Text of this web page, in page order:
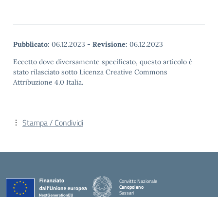
Pubblicato: 06.12.2023 - Revisione: 06.12.2023
Eccetto dove diversamente specificato, questo articolo è
stato rilasciato sotto Licenza Creative Commons
Attribuzione 4.0 Italia.
Stampa / Condividi
Convitto Nazionale
Canopoleno
Sassari